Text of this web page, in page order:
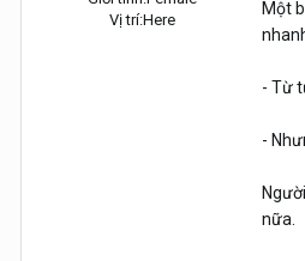
Vị trí:Here
Một
- Từ
-
nữa.